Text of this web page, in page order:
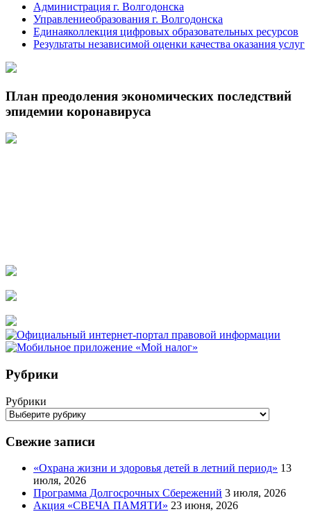
Администрация г. Волгодонска
Управлениеобразования г. Волгодонска
Единаяколлекция цифровых образовательных ресурсов
Результаты независимой оценки качества оказания услуг
План преодоления экономических последствий
эпидемии коронавируса
Рубрики
Рубрики
Свежие записи
«Охрана жизни и здоровья детей в летний период» 13
июля, 2026
Программа Долгосрочных Сбережений 3 июля, 2026
Акция «СВЕЧА ПАМЯТИ» 23 июня, 2026